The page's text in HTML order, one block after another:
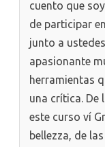
cuento que
de participar
junto a
apasionante
herramientas
una crítica. De
este curso ví
bellezza, de